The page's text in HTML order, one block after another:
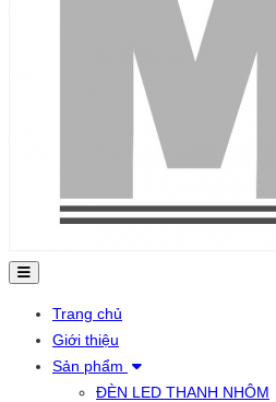
Trang chủ
Giới thiệu
Sản phẩm
ĐÈN LED THANH NHÔM